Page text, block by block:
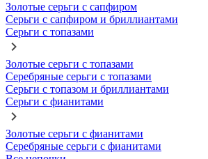
Золотые серьги с сапфиром
Серьги с сапфиром и бриллиантами
Серьги с топазами
Золотые серьги с топазами
Серебряные серьги с топазами
Серьги с топазом и бриллиантами
Серьги с фианитами
Золотые серьги с фианитами
Серебряные серьги с фианитами